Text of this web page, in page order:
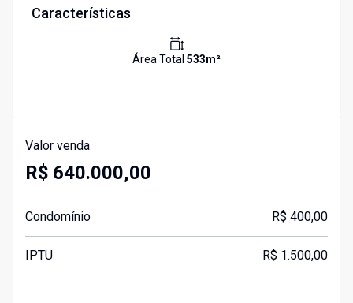
Características
Área Total 533m²
Valor venda
R$ 640.000,00
Condomínio R$ 400,00
IPTU R$ 1.500,00